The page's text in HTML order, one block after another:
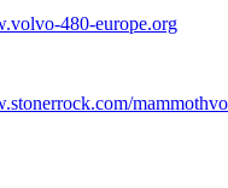
480-europe.org